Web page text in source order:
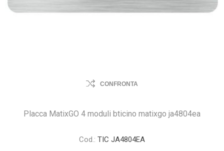
CONFRONTA
Placca MatixGO 4 moduli bticino matixgo ja4804ea
Cod.: TIC JA4804EA